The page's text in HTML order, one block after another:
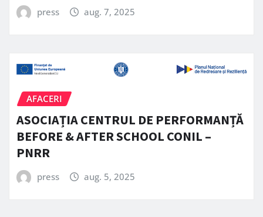
press aug. 7, 2025
AFACERI
ASOCIAȚIA CENTRUL DE PERFORMANȚĂ
BEFORE & AFTER SCHOOL CONIL –
PNRR
press aug. 5, 2025